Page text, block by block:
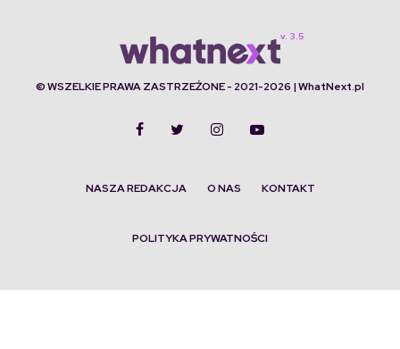
© WSZELKIE PRAWA ZASTRZEŻONE - 2021-2026 | WhatNext.pl
NASZA REDAKCJA O NAS KONTAKT
POLITYKA PRYWATNOŚCI